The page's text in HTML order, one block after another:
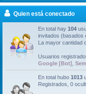
Quien está conectado
En total hay 104
invitados (basados
La mayor cantidad
Usuarios
Google [Bot]
En total hubo 1013
Registrados, 0